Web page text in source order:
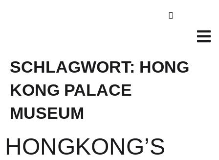
SCHLAGWORT: HONG
KONG PALACE
MUSEUM
HONGKONG’S